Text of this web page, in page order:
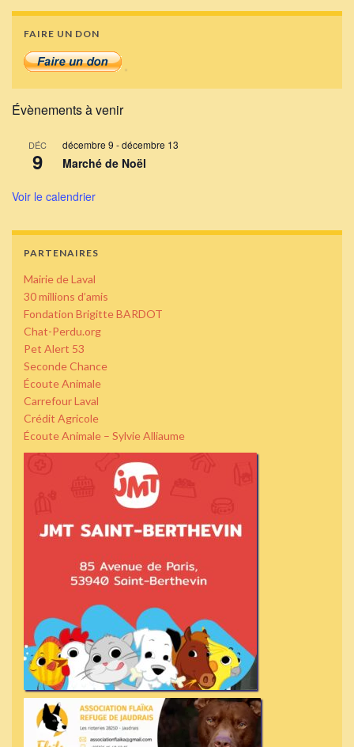
FAIRE UN DON
Évènements à venir
DÉC
9
décembre 9 -décembre 13
Marché de Noël
Voir le calendrier
PARTENAIRES
Mairie de Laval
30 millions d’amis
Fondation Brigitte BARDOT
Chat-Perdu.org
Pet Alert 53
Seconde Chance
Écoute Animale
Carrefour Laval
Crédit Agricole
Écoute Animale – Sylvie Alliaume